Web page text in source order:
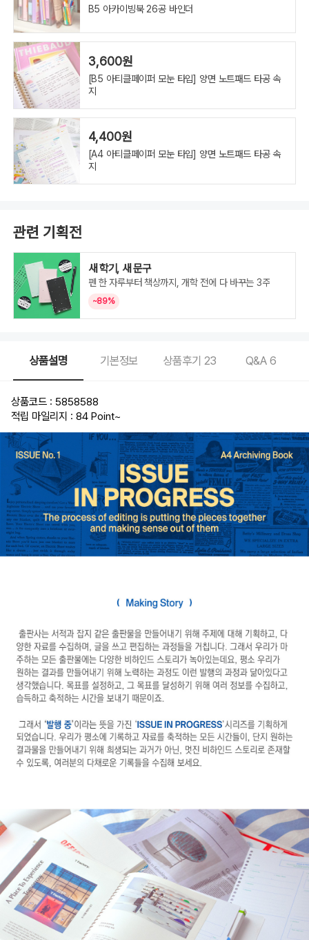
B5 아카이빙북 26공 바인더
3,600원
[B5 아티클페이퍼 모눈 타입] 양면 노트패드 타공 속
지
4,400원
[A4 아티클페이퍼 모눈 타입] 양면 노트패드 타공 속
지
관련 기획전
새 학기, 새 문구
펜 한 자루부터 책상까지, 개학 전에 다 바꾸는 3주
~89%
상품설명 기본정보 상품후기 23 Q&A 6
상품코드 : 5858588
적립 마일리지 : 84 Point~